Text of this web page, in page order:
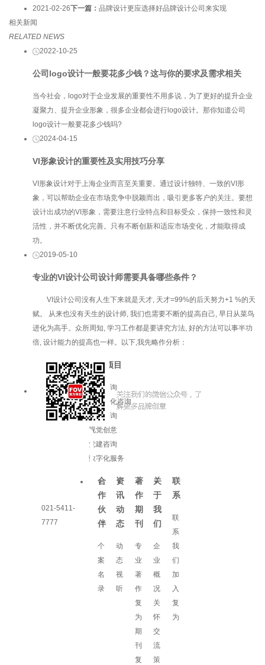
2021-02-26下一篇： 品牌设计更应选择好品牌设计公司来实现
相关新闻
RELATED NEWS
2022-10-25
公司logo设计一般要花多少钱？这与你的要求及需求相关
当今社会，logo对于企业发展的重要性不用多说，为了更好的提升企业
凝聚力、提升企业形象，很多企业都会进行logo设计。那你知道公司
logo设计一般要花多少钱吗?
2024-04-15
VI形象设计的重要性及实用技巧分享
VI形象设计对于上海企业而言至关重要。通过设计独特、一致的VI形
象，可以帮助企业在市场竞争中脱颖而出，吸引更多客户的关注。要想
设计出成功的VI形象，需要注意行业特点和目标受众，保持一致性和灵
活性，并不断优化完善。只有不断创新和适应市场变化，才能取得成
功。
2019-05-10
专业的VI设计公司设计师需要具备哪些条件？
VI设计公司没有人生下来就是天才, 天才=99%的后天努力+1 %的天
赋。 从来也没有天生的设计师, 我们也需要不断的提高自己, 早日从菜鸟
进化为高手。众所周知, 学习工作都是要讲究方法, 好的方法可以事半功
倍, 设计能力的提高也一样。以下,我先略作分析：
021-5411-
7777
服务项目
品牌咨询
企业文化咨询
增长咨询
视觉创意
党建咨询
数字化服务
合
作
伙
伴
个
案
名
录
资
讯
动
态
动
态
视
听
著
作
期
刊
专
业
著
作
复
为
期
刊
复
关
于
我
们
企
业
概
况
关
怀
交
流
策
联
系
联
系
我
们
加
入
复
为